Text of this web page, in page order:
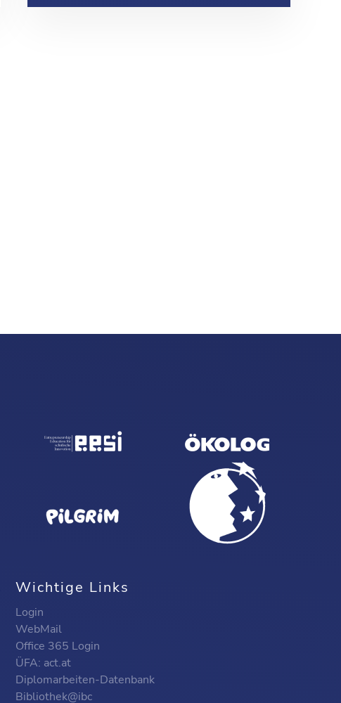
Wichtige Links
Login
WebMail
Office 365 Login
ÜFA: act.at
Diplomarbeiten-Datenbank
Bibliothek@ibc